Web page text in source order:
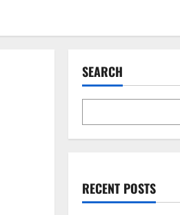
SEARCH
RECENT POSTS